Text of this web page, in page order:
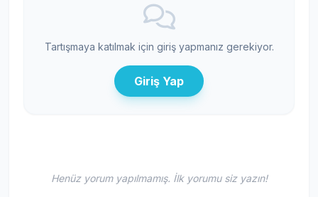
Tartışmaya katılmak için giriş yapmanız gerekiyor.
Giriş Yap
Henüz yorum yapılmamış. İlk yorumu siz yazın!